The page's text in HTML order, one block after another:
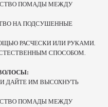
ПОМАДЫ МЕЖДУ
НА ПОДСУШЕННЫЕ
РАСЧЕСКИ ИЛИ РУКАМИ.
СПОСОБОМ.
ДАЙТЕ ИМ ВЫСОХНУТЬ
ПОМАДЫ МЕЖДУ